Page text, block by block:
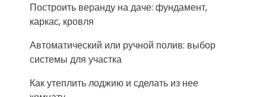
Построить веранду на даче: фундамент,
каркас, кровля
Автоматический или ручной полив: выбор
системы для участка
Как утеплить лоджию и сделать из нее